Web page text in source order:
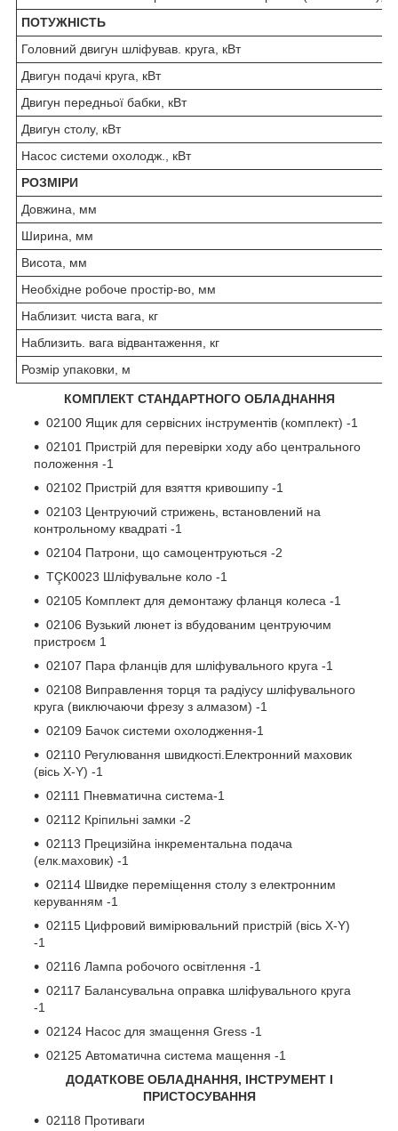
ПОТУЖНІСТЬ
Головний двигун шліфував. круга, кВт
Двигун подачі круга, кВт
Двигун передньої бабки, кВт
Двигун столу, кВт
Насос системи охолодж., кВт
РОЗМІРИ
Довжина, мм
Ширина, мм
Висота, мм
Необхідне робоче простір-во, мм
Наблизит. чиста вага, кг
Наблизить. вага відвантаження, кг
Розмір упаковки, м
КОМПЛЕКТ СТАНДАРТНОГО ОБЛАДНАННЯ
02100 Ящик для сервісних інструментів (комплект) -1
02101 Пристрій для перевірки ходу або центрального
положення -1
02102 Пристрій для взяття кривошипу -1
02103 Центруючий стрижень, встановлений на
контрольному квадраті -1
02104 Патрони, що самоцентруються -2
TÇK0023 Шліфувальне коло -1
02105 Комплект для демонтажу фланця колеса -1
02106 Вузький люнет із вбудованим центруючим
пристроєм 1
02107 Пара фланців для шліфувального круга -1
02108 Виправлення торця та радіусу шліфувального
круга (виключаючи фрезу з алмазом) -1
02109 Бачок системи охолодження-1
02110 Регулювання швидкості.Електронний маховик
(вісь X-Y) -1
02111 Пневматична система-1
02112 Кріпильні замки -2
02113 Прецизійна інкрементальна подача
(елк.маховик) -1
02114 Швидке переміщення столу з електронним
керуванням -1
02115 Цифровий вимірювальний пристрій (вісь X-Y)
-1
02116 Лампа робочого освітлення -1
02117 Балансувальна оправка шліфувального круга
-1
02124 Насос для змащення Gress -1
02125 Автоматична система мащення -1
ДОДАТКОВЕ ОБЛАДНАННЯ, ІНСТРУМЕНТ І
ПРИСТОСУВАННЯ
02118 Противаги